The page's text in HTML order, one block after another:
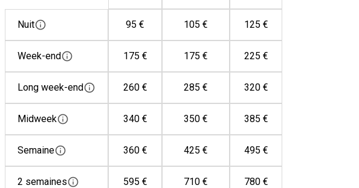
Nuit 95 € 105 € 125 €
Week-end 175 € 175 € 225 €
Long week-end 260 € 285 € 320 €
Midweek 340 € 350 € 385 €
Semaine 360 € 425 € 495 €
2 semaines 595 € 710 € 780 €